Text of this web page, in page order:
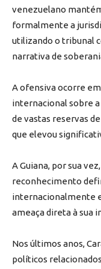
venezuelano
formalmente a
utilizando o tribunal
narrativa de
A ofensiva ocorre
internacional sobre a
de vastas reservas
que elevou
A Guiana, por sua
reconhecimento
internacionalmente
ameaça direta à sua
Nos últimos anos,
políticos